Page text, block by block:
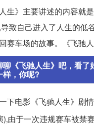
生》主要讲述的内容就
致自己进入了人生的低
赛车场的故事。《飞驰人
聊《飞驰人生》吧，看了
样，你呢?
下电影《飞驰人生》剧
),由于一次违规赛车被禁